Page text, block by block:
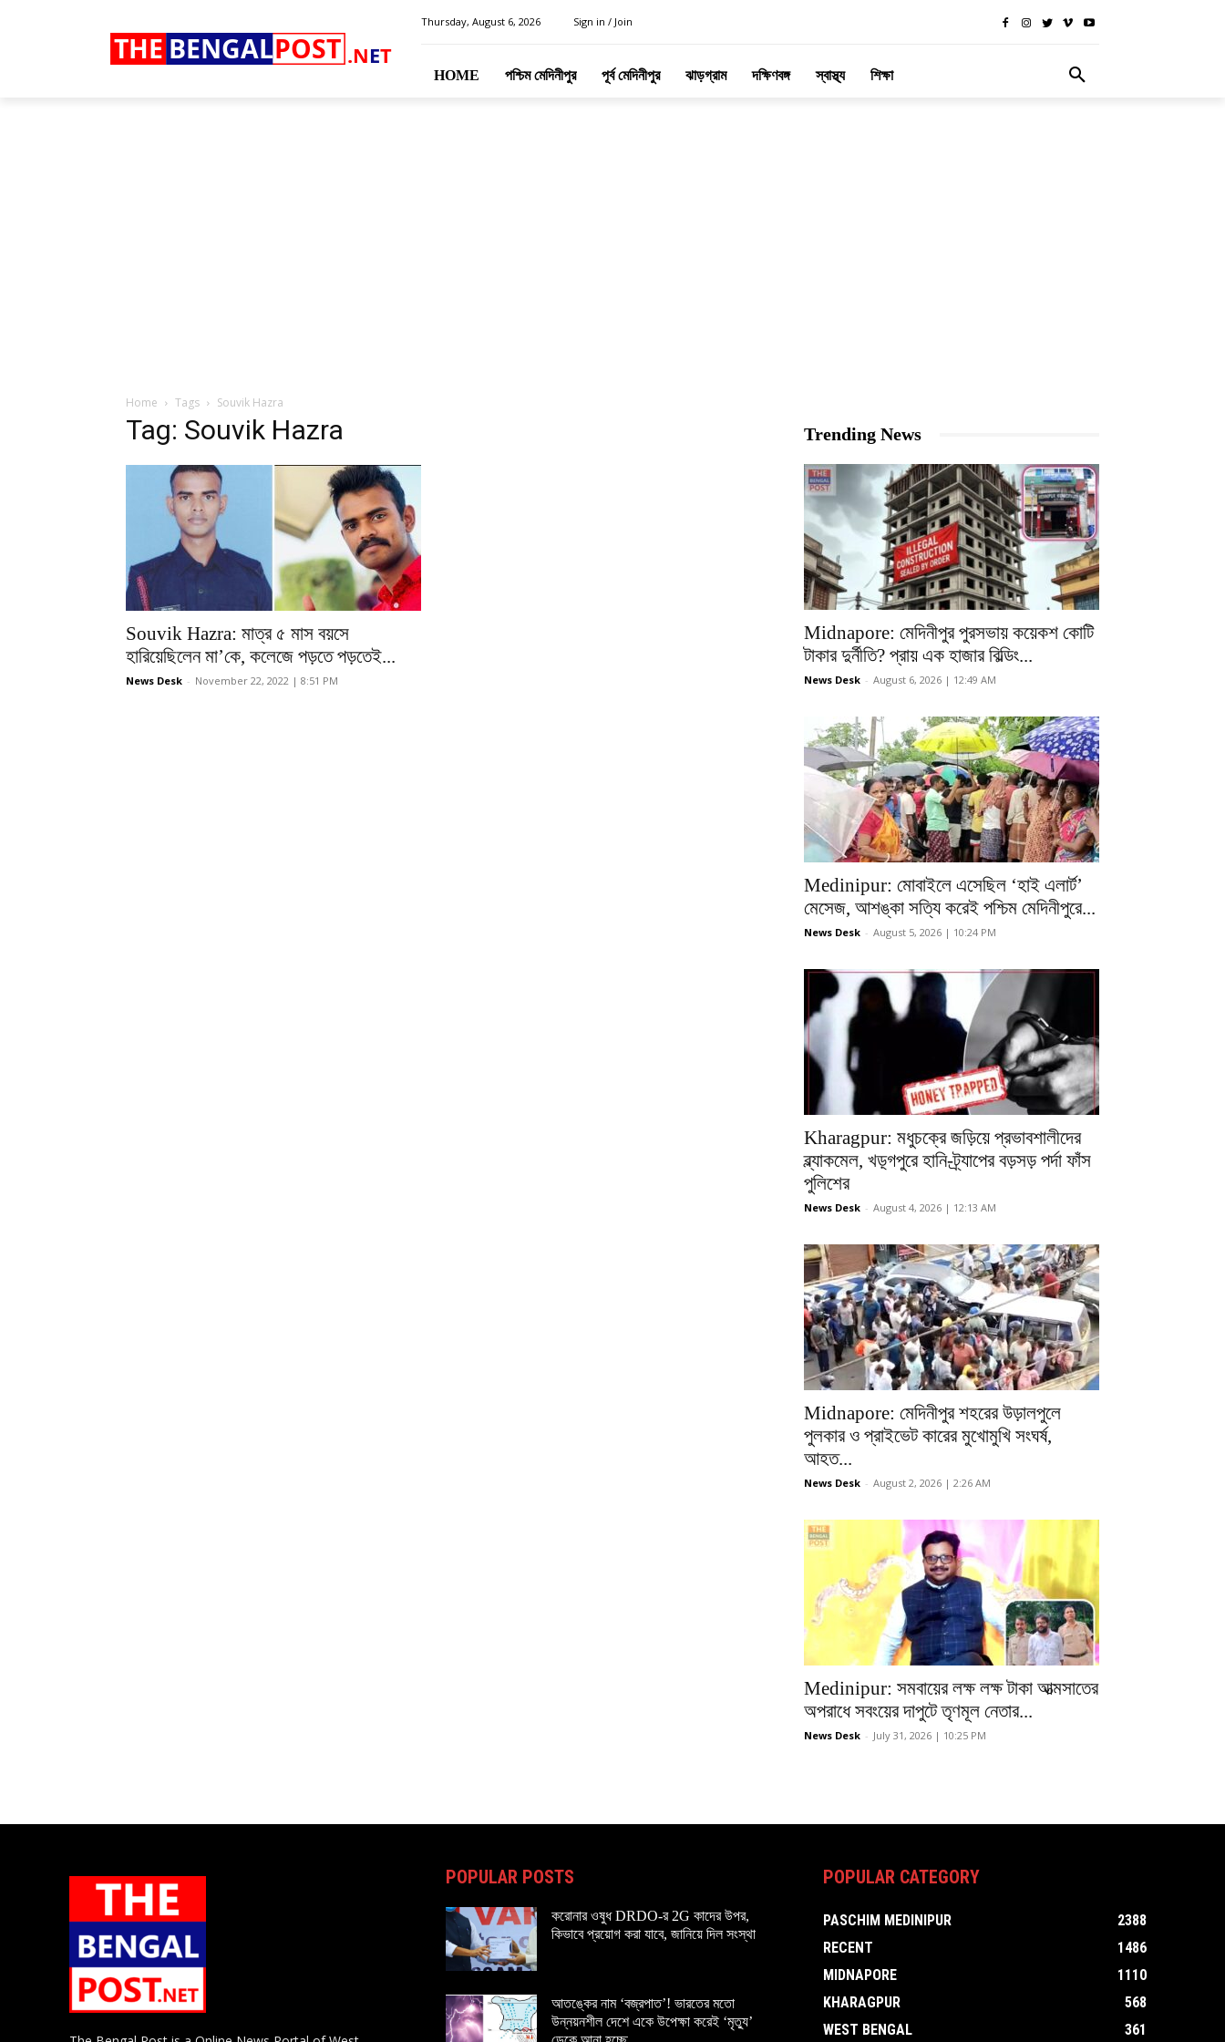
.NET
THE BENGALPOST
Thursday, August 6, 2026 Sign in / Join
HOME পশ্চিম মেদিনীপুর পূর্ব মেদিনীপুর ঝাড়গ্রাম দক্ষিণবঙ্গ স্বাস্থ্য শিক্ষা
Home Tags Souvik Hazra
Tag: Souvik Hazra
Souvik Hazra: মাত্র ৫ মাস বয়সে
হারিয়েছিলেন মা’কে, কলেজে পড়তে পড়তেই...
News Desk - November 22, 2022 | 8:51 PM
Trending News
Midnapore: মেদিনীপুর পুরসভায় কয়েকশ কোটি
টাকার দুর্নীতি? প্রায় এক হাজার বিল্ডিং...
News Desk - August 6, 2026 | 12:49 AM
Medinipur: মোবাইলে এসেছিল ‘হাই এলার্ট’
মেসেজ, আশঙ্কা সত্যি করেই পশ্চিম মেদিনীপুরে...
News Desk - August 5, 2026 | 10:24 PM
Kharagpur: মধুচক্রে জড়িয়ে প্রভাবশালীদের
ব্ল্যাকমেল, খড়্গপুরে হানি-ট্র্যাপের বড়সড় পর্দা ফাঁস
পুলিশের
News Desk - August 4, 2026 | 12:13 AM
Midnapore: মেদিনীপুর শহরের উড়ালপুলে
পুলকার ও প্রাইভেট কারের মুখোমুখি সংঘর্ষ,
আহত...
News Desk - August 2, 2026 | 2:26 AM
Medinipur: সমবায়ের লক্ষ লক্ষ টাকা আত্মসাতের
অপরাধে সবংয়ের দাপুটে তৃণমূল নেতার...
News Desk - July 31, 2026 | 10:25 PM
POPULAR POSTS
করোনার ওষুধ DRDO-র 2G কাদের উপর,
কিভাবে প্রয়োগ করা যাবে, জানিয়ে দিল সংস্থা
আতঙ্কের নাম ‘বজ্রপাত’! ভারতের মতো
উন্নয়নশীল দেশে একে উপেক্ষা করেই ‘মৃত্যু’
POPULAR CATEGORY
PASCHIM MEDINIPUR
2388
RECENT
1486
MIDNAPORE
1110
KHARAGPUR
568
WEST BENGAL
361